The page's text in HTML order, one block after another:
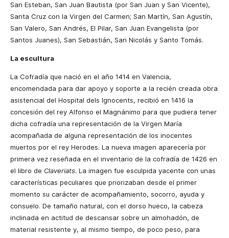
San Esteban, San Juan Bautista (por San Juan y San Vicente),
Santa Cruz con la Virgen del Carmen; San Martín, San Agustín,
San Valero, San Andrés, El Pilar, San Juan Evangelista (por
Santos Juanes), San Sebastián, San Nicolás y Santo Tomás.
La escultura
La Cofradía que nació en el año 1414 en Valencia,
encomendada para dar apoyo y soporte a la recién creada obra
asistencial del Hospital dels Ignocents, recibió en 1416 la
concesión del rey Alfonso el Magnánimo para que pudiera tener
dicha cofradía una representación de la Virgen María
acompañada de alguna representación de los inocentes
muertos por el rey Herodes. La nueva imagen aparecería por
primera vez reseñada en el inventario de la cofradía de 1426 en
el libro de Claveriats. La imagen fue esculpida yacente con unas
características peculiares que priorizaban desde el primer
momento su carácter de acompañamiento, socorro, ayuda y
consuelo. De tamaño natural, con el dorso hueco, la cabeza
inclinada en actitud de descansar sobre un almohadón, de
material resistente y, al mismo tiempo, de poco peso, para